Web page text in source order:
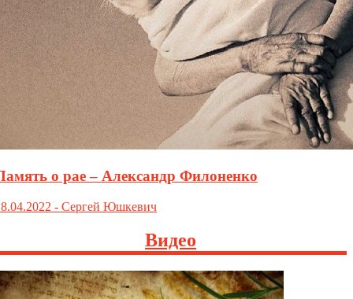
о рае – Александр Филоненко
-Сергей Юшкевич
Видео